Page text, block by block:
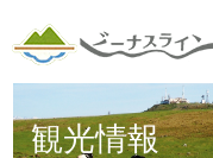
観光情報